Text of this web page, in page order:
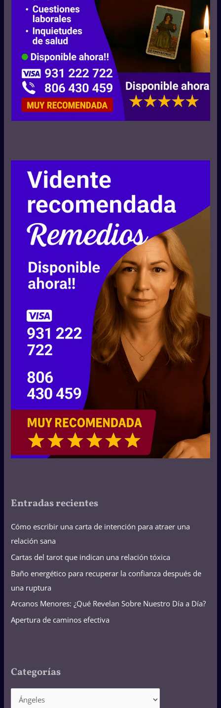
Entradas recientes
Cómo escribir una carta de intención para atraer una
relación sana
Cartas del tarot que indican una relación tóxica
Baño energético para recuperar la confianza después de
una ruptura
Arcanos Menores: ¿Qué Revelan Sobre Nuestro Día a Día?
Apertura de caminos efectiva
Categorías